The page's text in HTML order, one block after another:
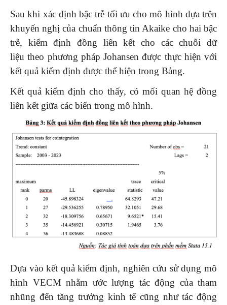
Sau khi xác định bậc trễ tối ưu cho mô hình dựa trên
khuyến nghị của chuẩn thông tin Akaike cho hai bậc
trễ, kiểm định đồng liên kết cho các chuỗi dữ
liệu theo phương pháp Johansen được thực hiện với
kết quả kiểm định được thể hiện trong Bảng.
Kết quả kiểm định cho thấy, có mối quan hệ đồng
liên kết giữa các biến trong mô hình.
Dựa vào kết quả kiểm định, nghiên cứu sử dụng mô
hình VECM nhằm ước lượng tác động của tham
nhũng đến tăng trưởng kinh tế cũng như tác động